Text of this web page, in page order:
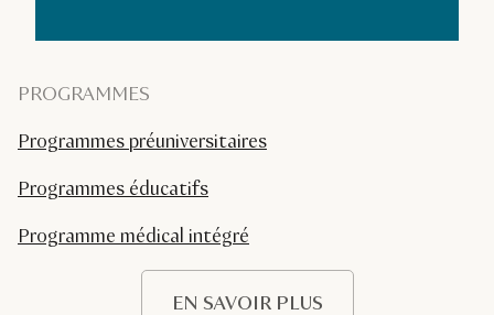
PROGRAMMES
Programmes préuniversitaires
Programmes éducatifs
Programme médical intégré
EN SAVOIR PLUS